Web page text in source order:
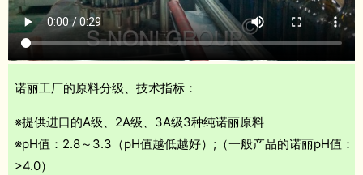
诺丽工厂的原料分级、技术指标：
※提供进口的A级、2A级、3A级3种纯诺丽原料
※pH值：2.8～3.3（pH值越低越好）;（一般产品的诺丽pH值：
>4.0）